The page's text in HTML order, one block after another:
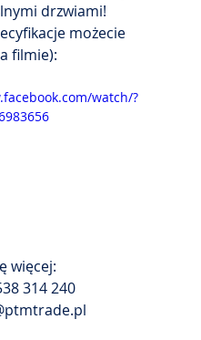
drzwiami!
możecie
filmie):
watch/?
więcej:
314 240